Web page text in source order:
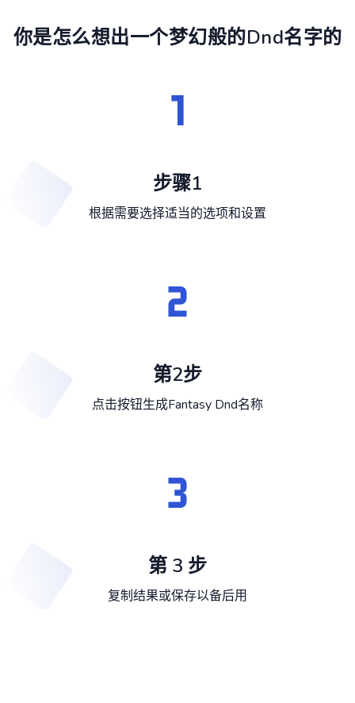
你是怎么想出一个梦幻般的Dnd名字的
步骤1
根据需要选择适当的选项和设置
第2步
点击按钮生成Fantasy Dnd名称
第 3 步
复制结果或保存以备后用